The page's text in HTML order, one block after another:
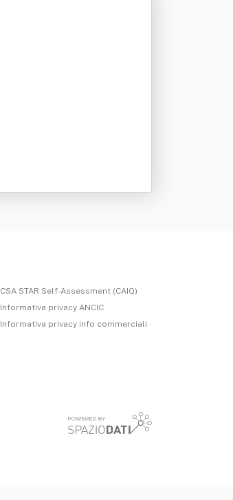
CSA STAR Self-Assessment (CAIQ)
Informativa privacy ANCIC
Informativa privacy info commerciali